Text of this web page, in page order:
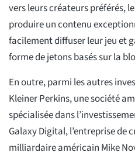
vers leurs créateurs préférés,
produire un contenu
facilement diffuser leur jeu et
forme de jetons basés sur la
En outre, parmi les autres
Kleiner Perkins, une société
spécialisée dans
Galaxy Digital, l’entreprise de
milliardaire américain Mike